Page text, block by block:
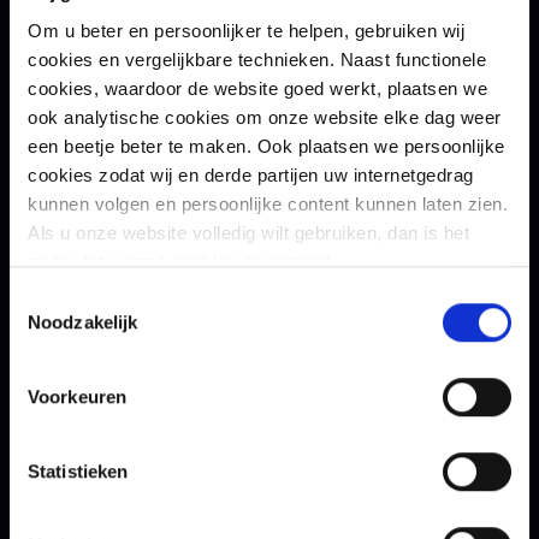
Om u beter en persoonlijker te helpen, gebruiken wij
cookies en vergelijkbare technieken. Naast functionele
cookies, waardoor de website goed werkt, plaatsen we
ook analytische cookies om onze website elke dag weer
een beetje beter te maken. Ook plaatsen we persoonlijke
cookies zodat wij en derde partijen uw internetgedrag
kunnen volgen en persoonlijke content kunnen laten zien.
Als u onze website volledig wilt gebruiken, dan is het
nodig dat u onze cookies accepteert.
Noodzakelijk
Voorkeuren
Statistieken
Zorg voor goede netwerksegmentatie
Sla geen wachtwoorden op in de browser
Controleer het mailadres van de afzender en
open niet zomaar bijlages als de afzender van
de mail onbekend is
Twijfel je of de mail met het verzoek om een
rekeningnummer te wijzigen legitiem is? Vraag
het na en bel je contactpersoon op het bij jouw
Wees bewust
ook voor een cybercrimineel. Daarom is het